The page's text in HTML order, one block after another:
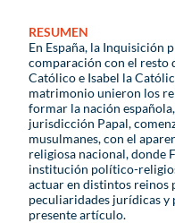
RESUMEN
En España, la Inquisición
comparación con el resto
Católico e Isabel la
matrimonio unieron los
formar la nación
jurisdicción Papal,
musulmanes, con el
religiosa nacional, donde
institución político-
actuar en distintos reinos
peculiaridades jurídicas y
presente artículo.